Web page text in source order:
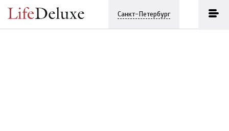
Санкт-Петербург